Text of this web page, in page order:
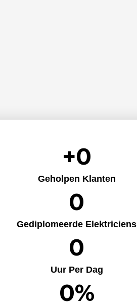
Geholpen Klanten
+0
Gediplomeerde Elektriciens
0
Uur Per Dag
0
0%